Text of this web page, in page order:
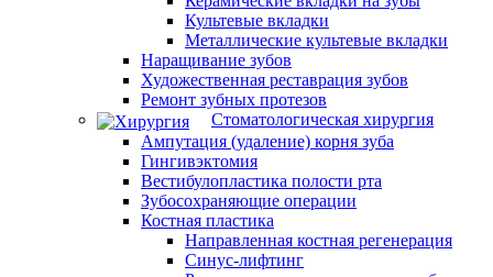
Культевые вкладки
Металлические культевые вкладки
Наращивание зубов
Художественная реставрация зубов
Ремонт зубных протезов
Стоматологическая хирургия
Ампутация (удаление) корня зуба
Гингивэктомия
Вестибулопластика полости рта
Зубосохраняющие операции
Костная пластика
Направленная костная регенерация
Синус-лифтинг